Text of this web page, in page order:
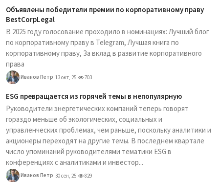
Объявлены победители премии по корпоративному праву
BestCorpLegal
В 2025 году голосование проходило в номинациях: Лучший блог
по корпоративному праву в Telegram, Лучшая книга по
корпоративному праву, За вклад в развитие корпоративного
права
Иванов Петр 13 окт, 25 703
ESG превращается из горячей темы в непопулярную
Руководители энергетических компаний теперь говорят
гораздо меньше об экологических, социальных и
управленческих проблемах, чем раньше, поскольку аналитики и
акционеры переходят на другие темы. В последнем квартале
число упоминаний руководителями тематики ESG в
конференциях с аналитиками и инвестор...
Иванов Петр 30 сен, 25 829